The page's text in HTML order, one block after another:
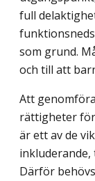
full
som grund.
och till att
Att
rättigheter
är ett av de
Därför